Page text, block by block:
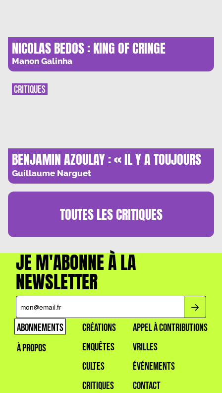
NICOLAS BEDOS : KING OF CRINGE
Manon Galinha
BENJAMIN AZOULAY : « IL Y A TOUJOURS
UNE PART DE POESIE CHEZ ABEL BONNARD
»
Guillaume Narguet
CRITIQUES
TOUTES LESCRITIQUES
JE M'ABONNE À LA
NEWSLETTER
ABONNEMENTS
À PROPOS
CRÉATIONS
ENQUÊTES
CULTES
CRITIQUES
APPEL À CONTRIBUTIONS
VRILLES
ÉVÉNEMENTS
CONTACT